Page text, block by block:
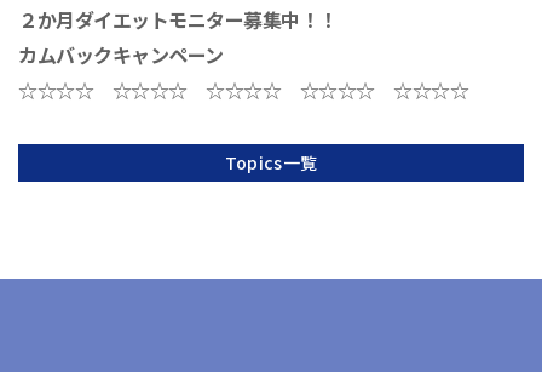
２か月ダイエットモニター募集中！！
カムバックキャンペーン
☆☆☆☆ ☆☆☆☆ ☆☆☆☆ ☆☆☆☆ ☆☆☆☆
Topics一覧